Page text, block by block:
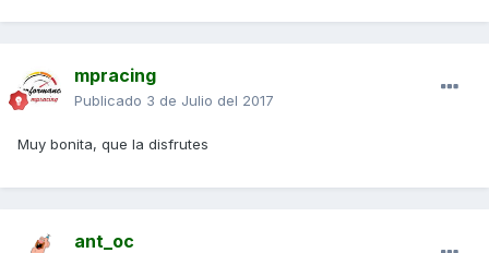
mpracing
Publicado 3 de Julio del 2017
Muy bonita, que la disfrutes
ant_oc